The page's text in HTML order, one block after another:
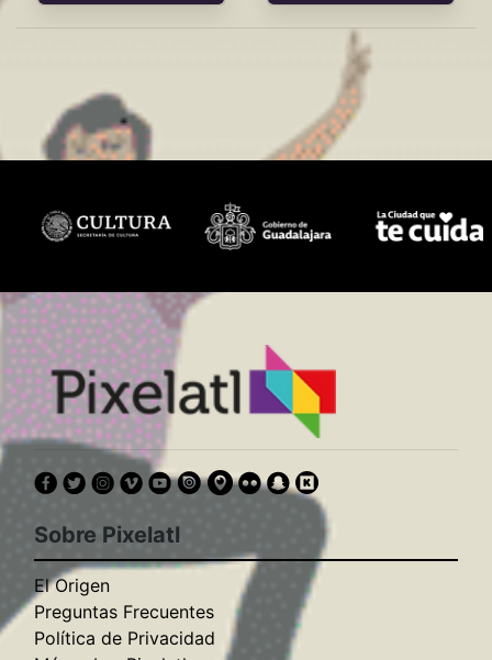
Sobre Pixelatl
El Origen
Preguntas Frecuentes
Política de Privacidad